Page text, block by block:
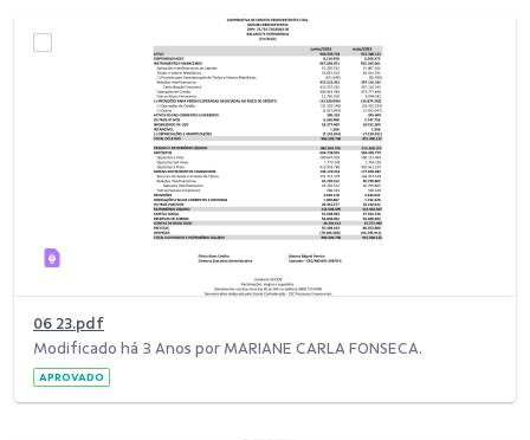
06 23.pdf
Modificado há 3 Anos por MARIANE CARLA FONSECA.
APROVADO